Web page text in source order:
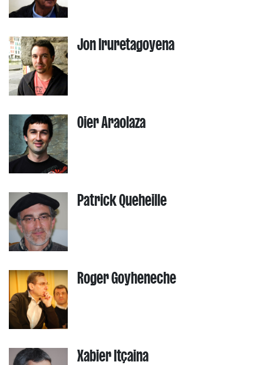
Jon Iruretagoyena
Oier Araolaza
Patrick Queheille
Roger Goyheneche
Xabier Itçaina